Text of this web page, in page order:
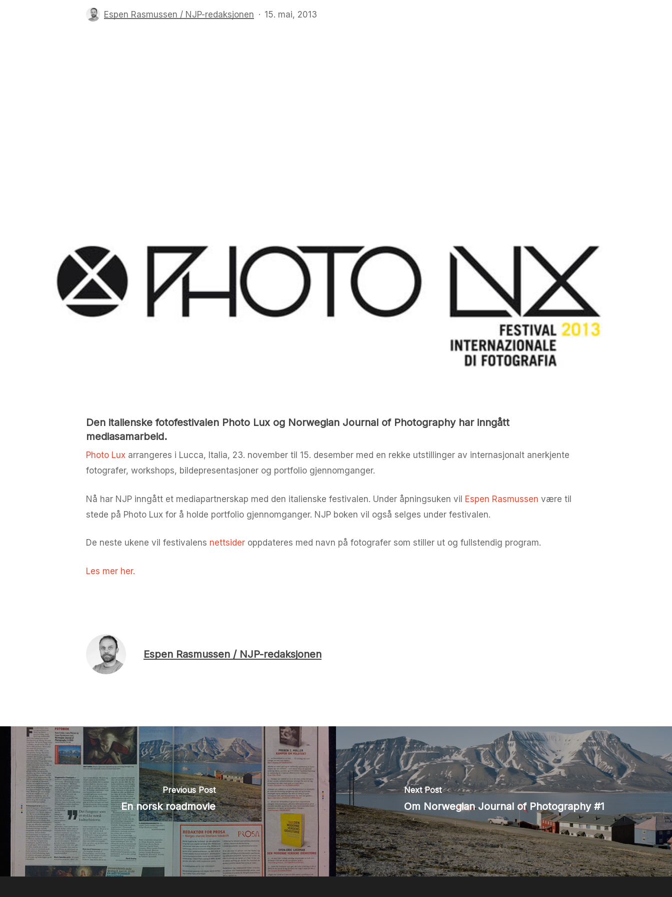
Trykk enter for å starte ditt søk
Espen Rasmussen / NJP-redaksjonen 15. mai, 2013
Den italienske fotofestivalen Photo Lux og Norwegian Journal of Photography har inngått
mediasamarbeid.
Photo Lux arrangeres i Lucca, Italia, 23. november til 15. desember med en rekke utstillinger av internasjonalt anerkjente
fotografer, workshops, bildepresentasjoner og portfolio gjennomganger.
Nå har NJP inngått et mediapartnerskap med den italienske festivalen. Under åpningsuken vil Espen Rasmussen være til
stede på Photo Lux for å holde portfolio gjennomganger. NJP boken vil også selges under festivalen.
De neste ukene vil festivalens nettsider oppdateres med navn på fotografer som stiller ut og fullstendig program.
Les mer her.
Espen Rasmussen / NJP-redaksjonen
Previous Post
En norsk roadmovie
Next Post
Om Norwegian Journal of Photography #1